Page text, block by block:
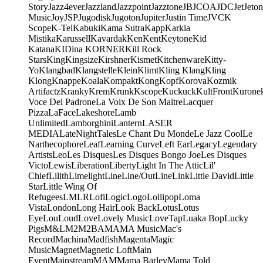
StoryJazz4everJazzlandJazzpointJazztoneJBJCOAJDCJetJeton
MusicJoyJSPJugodiskJugotonJupiterJustin TimeJVCK
ScopeK-TelKabukiKama SutraKappKarkia
MistikaKarussellKavardakKenKentKeytoneKid
KatanaKIDina KORNERKill Rock
StarsKingKingsizeKirshnerKismetKitchenwareKitty-
YoKlangbadKlangstelleKleinKlimtKling KlangKling
KlongKnappeKoalaKompaktKongKopfKorovaKozmik
ArtifactzKrankyKremKrunkKscopeKuckuckKultFront
Voce Del PadroneLa Voix De Son MaitreLacquer
PizzaLaFaceLakeshoreLamb
UnlimitedLamborghiniLanternLASER
MEDIALateNightTalesLe Chant Du MondeLe Jazz CoolLe
NarthecophoreLeafLearning CurveLeft EarLegacyLegendary
ArtistsLeoLes DisquesLes Disques Bongo JoeLes Disques
VictoLewisLiberationLibertyLight In The AtticLil'
ChiefLilithLimelightLineLine/OutLineLinkLittle DavidLittle
StarLittle Wing Of
RefugeesLMLRLofiLogicLogoLollipopLoma
VistaLondonLong HairLook BackLotusLotus
EyeLouLoudLoveLovely MusicLoveTapLuaka BopLucky
PigsM&LM2M2BAMAMA MusicMac's
RecordMachinaMadfishMagentaMagic
MusicMagnetMagnetic LoftMain
EventMainstreamMAMMama BarleyMama Told